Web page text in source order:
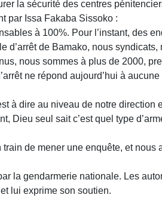
la sécurité des centres
par Issa Fakaba Sissoko :
à 100%. Pour l’instant, des
de Bamako, nous
nous sommes à plus de 2000,
ne répond aujourd’hui à
à dire au niveau de notre direction
Dieu seul sait c’est quel type
de mener une enquête, et
la gendarmerie nationale. Les
lui exprime son soutien.